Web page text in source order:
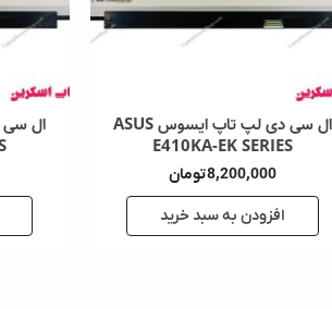
CB
ال سی دی لپ تاپ ایسوس ASUS
X515MA-BH99-CB
7,800,000تومان
افزودن به سبد خرید